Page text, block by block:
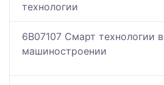
технологии
6B07107 Смарт технологии
машиностроении